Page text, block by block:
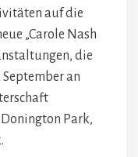
auf die
„Carole Nash
die
an
Park,